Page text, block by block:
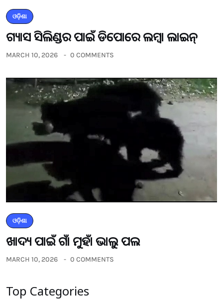
ଓଡ଼ିଶା
ଗ୍ୟାସ ସିଲିଣ୍ଡର ପାଇଁ ଡିପୋରେ ଲମ୍ବା ଲାଇନ୍
MARCH 10, 2026 0 COMMENTS
ଓଡ଼ିଶା
ଖାଦ୍ୟ ପାଇଁ ଗାଁ ମୁହାଁ ଭାଲୁ ପଲ
MARCH 10, 2026 0 COMMENTS
Top Categories